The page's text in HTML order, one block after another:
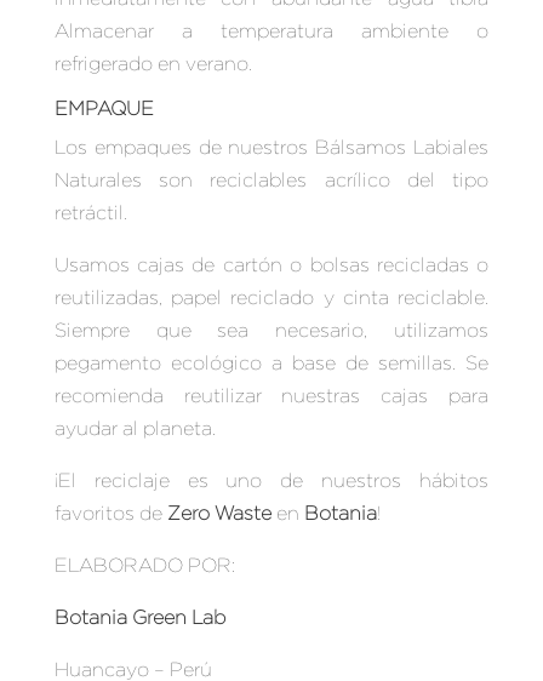
Almacenar a temperatura ambiente o
refrigerado en verano.
EMPAQUE
Los empaques de nuestros Bálsamos Labiales
Naturales son reciclables acrílico del tipo
retráctil.
Usamos cajas de cartón o bolsas recicladas o
reutilizadas, papel reciclado y cinta reciclable.
Siempre que sea necesario, utilizamos
pegamento ecológico a base de semillas. Se
recomienda reutilizar nuestras cajas para
ayudar al planeta.
¡El reciclaje es uno de nuestros hábitos
favoritos de Zero Wasteen Botania!
ELABORADO POR:
Botania Green Lab
Huancayo – Perú